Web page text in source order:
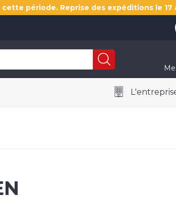
période. Reprise des expéditions le 17